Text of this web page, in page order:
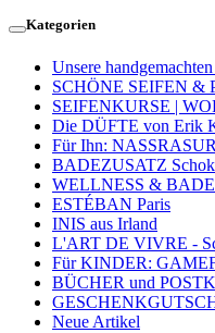
Kategorien
Unsere
SCHÖNE SEIFEN &
SEIFENKURSE |
Die DÜFTE von Erik
Für Ihn:
BADEZUSATZ
WELLNESS &
ESTÉBAN Paris
INIS aus Irland
L'ART DE VIVRE -
Für KINDER:
BÜCHER und
Neue Artikel